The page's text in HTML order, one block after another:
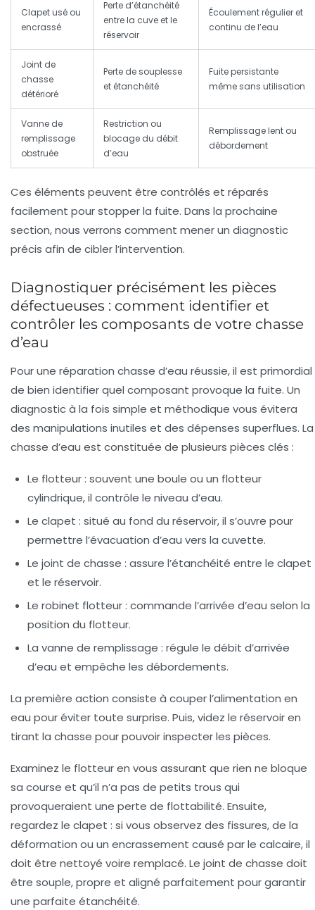
Clapet usé ou
encrassé
Perte d’étanchéité
entre la cuve et le
réservoir
Écoulement régulier et
continu de l’eau
Joint de
chasse
détérioré
Perte de souplesse
et étanchéité
Fuite persistante
même sans utilisation
Vanne de
remplissage
obstruée
Restriction ou
blocage du débit
d’eau
Remplissage lent ou
débordement
Ces éléments peuvent être contrôlés et réparés
facilement pour stopper la fuite. Dans la prochaine
section, nous verrons comment mener un diagnostic
précis afin de cibler l’intervention.
Diagnostiquer précisément les pièces
défectueuses : comment identifier et
contrôler les composants de votre chasse
d’eau
Pour une réparation chasse d’eau réussie, il est primordial
de bien identifier quel composant provoque la fuite. Un
diagnostic à la fois simple et méthodique vous évitera
des manipulations inutiles et des dépenses superflues. La
chasse d’eau est constituée de plusieurs pièces clés :
Le flotteur: souvent une boule ou un flotteur
cylindrique, il contrôle le niveau d’eau.
Le clapet : situé au fond du réservoir, il s’ouvre pour
permettre l’évacuation d’eau vers la cuvette.
Le joint de chasse : assure l’étanchéité entre le clapet
et le réservoir.
Le robinet flotteur: commande l’arrivée d’eau selon la
position du flotteur.
La vanne de remplissage : régule le débit d’arrivée
d’eau et empêche les débordements.
La première action consiste à couper l’alimentation en
eau pour éviter toute surprise. Puis, videz le réservoir en
tirant la chasse pour pouvoir inspecter les pièces.
Examinez le flotteur en vous assurant que rien ne bloque
sa course et qu’il n’a pas de petits trous qui
provoqueraient une perte de flottabilité. Ensuite,
regardez le clapet : si vous observez des fissures, de la
déformation ou un encrassement causé par le calcaire, il
doit être nettoyé voire remplacé. Le joint de chasse doit
être souple, propre et aligné parfaitement pour garantir
une parfaite étanchéité.